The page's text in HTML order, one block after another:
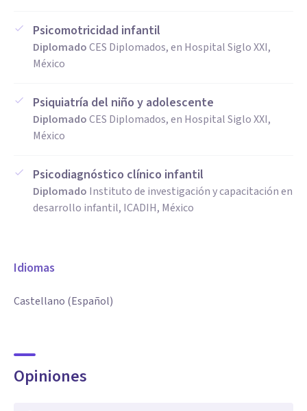
Psicomotricidad infantil
DiplomadoCES Diplomados, en Hospital Siglo XXI,
México
Psiquiatría del niño y adolescente
DiplomadoCES Diplomados, en Hospital Siglo XXI,
México
Psicodiagnóstico clínico infantil
Diplomado Instituto de investigación y capacitación en
desarrollo infantil, ICADIH, México
Idiomas
Castellano (Español)
Opiniones